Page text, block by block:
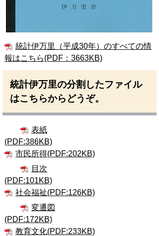
統計伊万里（平成30年）のすべての情
報はこちら(PDF：3663KB)
統計伊万里の分割したファイル
はこちらからどうぞ。
表紙
(PDF:386KB)
市民所得(PDF:202KB)
目次
(PDF:101KB)
社会福祉(PDF:126KB)
変遷図
(PDF:172KB)
教育文化(PDF:233KB)